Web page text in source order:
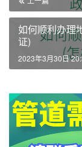
如何顺利办理
证)
2023年3月30日